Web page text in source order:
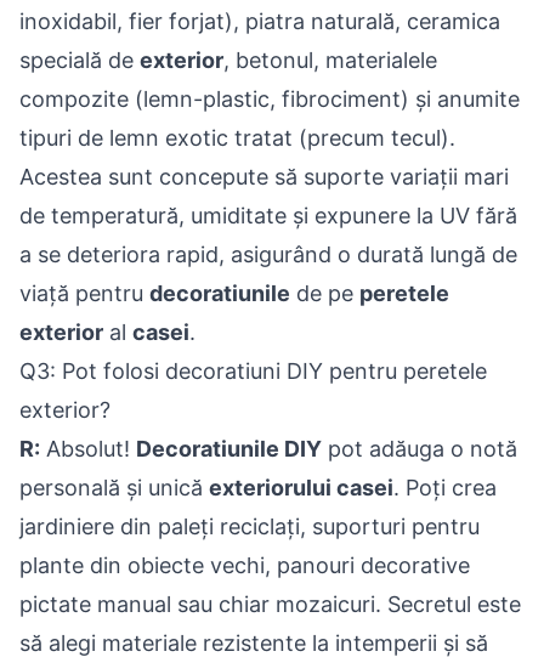
inoxidabil, fier forjat), piatra naturală, ceramica
specială de exterior, betonul, materialele
compozite (lemn-plastic, fibrociment) și anumite
tipuri de lemn exotic tratat (precum tecul).
Acestea sunt concepute să suporte variații mari
de temperatură, umiditate și expunere la UV fără
a se deteriora rapid, asigurând o durată lungă de
viață pentru decoratiunile de pe peretele
exterior al casei.
Q3: Pot folosi decoratiuni DIY pentru peretele
exterior?
R: Absolut! Decoratiunile DIY pot adăuga o notă
personală și unică exteriorului casei. Poți crea
jardiniere din paleți reciclați, suporturi pentru
plante din obiecte vechi, panouri decorative
pictate manual sau chiar mozaicuri. Secretul este
să alegi materiale rezistente la intemperii și să